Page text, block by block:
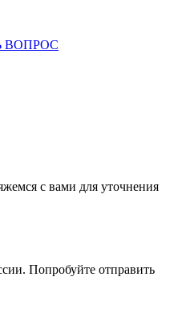
ВОПРОС
с вами для уточнения
Попробуйте отправить